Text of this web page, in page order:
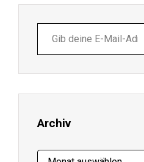
deine
E-
ein ...
Archiv
Archiv